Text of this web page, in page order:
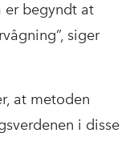
er begyndt at
siger
at metoden
i disse